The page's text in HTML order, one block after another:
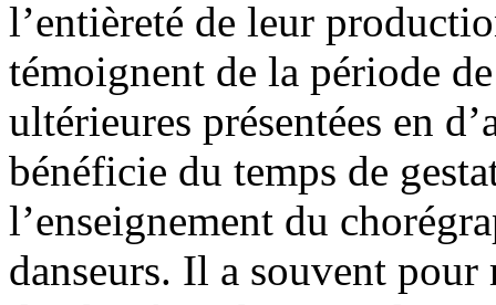
l’entièreté de leur
témoignent de la période
ultérieures présentées en
bénéficie du temps de
l’enseignement du
danseurs. Il a souvent